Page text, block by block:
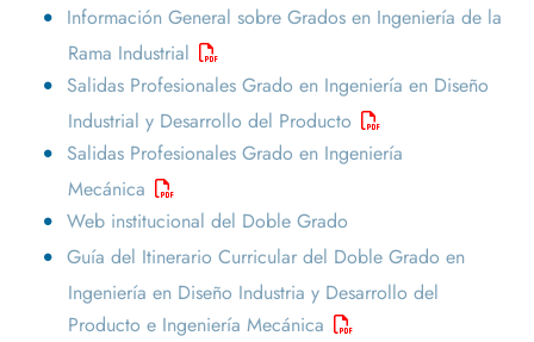
Información General sobre Grados en Ingeniería de la
Rama Industrial
Salidas Profesionales Grado en Ingeniería en Diseño
Industrial y Desarrollo del Producto
Salidas Profesionales Grado en Ingeniería
Mecánica
Web institucional del Doble Grado
Guía del Itinerario Curricular del Doble Grado en
Ingeniería en Diseño Industria y Desarrollo del
Producto e Ingeniería Mecánica